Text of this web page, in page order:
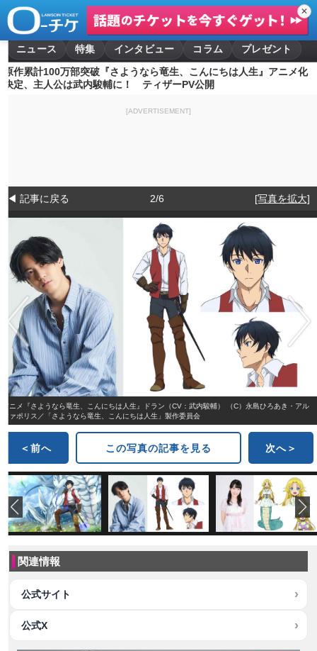
✕
ニュース 特集 インタビュー コラム
プレゼント
原作累計100万部突破『さようなら竜生、こんにちは人生』アニメ化
決定、主人公は武内駿輔に！ ティザーPV公開
[ADVERTISEMENT]
◀ 記事に戻る 2/6 [写真を拡大]
アニメ『さようなら竜生、こんにちは人生』ドラン（CV：武内駿輔） （C）永島ひろあき・アル
ファポリス／「さようなら竜生、こんにちは人生」製作委員会
＜前へ この写真の記事を見る 次へ＞
関連情報
公式サイト
公式X